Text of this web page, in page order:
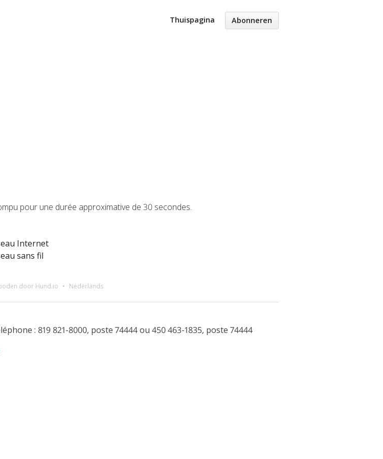
Thuispagina Abonneren
pour une durée approximative de 30 secondes.
Internet
sans fil
door Hund.io Nederlands
: 819 821-8000, poste 74444 ou 450 463-1835, poste 74444